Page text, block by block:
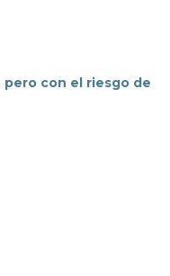
con el riesgo de